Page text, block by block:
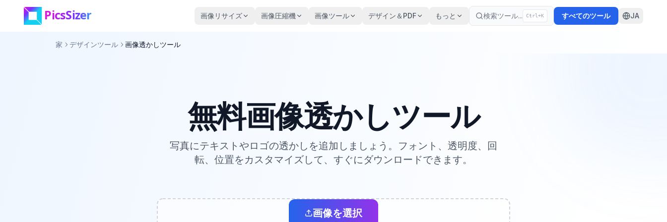
メインコンテンツへスキップ
画像リサイズ 画像圧縮機 画像ツール デザイン＆PDF もっと 検索ツール... Ctrl+K すべてのツール JA
家 デザインツール 画像透かしツール
無料画像透かしツール
写真にテキストやロゴの透かしを追加しましょう。フォント、透明度、回
転、位置をカスタマイズして、すぐにダウンロードできます。
画像を選択